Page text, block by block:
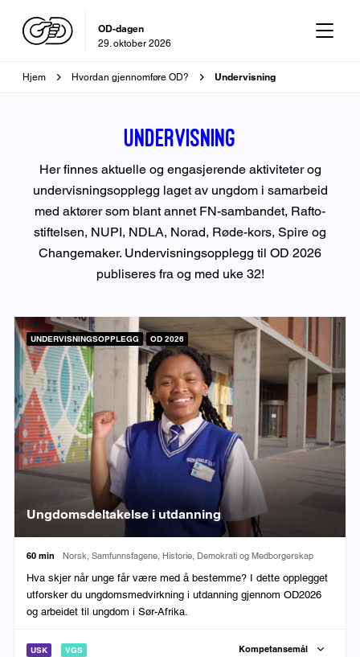
OD-dagen
29. oktober 2026
Brødsmulesti
Hjem Hvordan gjennomføre OD? Undervisning
Undervisning
Her finnes aktuelle og engasjerende aktiviteter og
undervisningsopplegg laget av ungdom i samarbeid
med aktører som blant annet FN-sambandet, Rafto-
stiftelsen, NUPI, NDLA, Norad, Røde-kors, Spire og
Changemaker. Undervisningsopplegg til OD 2026
publiseres fra og med uke 32!
UNDERVISNINGSOPPLEGG OD 2026
Ungdomsdeltakelse i utdanning
Varighet:
60 min Fag:
Norsk, Samfunnsfagene, Historie, Demokrati og Medborgerskap
Hva skjer når unge får være med å bestemme? I dette opplegget
utforsker du ungdomsmedvirkning i utdanning gjennom OD2026
og arbeidet til ungdom i Sør-Afrika.
USK VGS Kompetansemål